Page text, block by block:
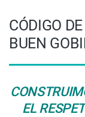
CÓDIGO
BUEN
EL